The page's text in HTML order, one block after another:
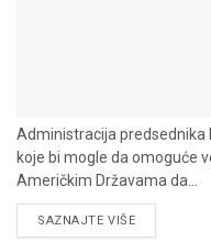
Administracija predsednika
koje bi mogle da omoguće
Američkim Državama da...
SAZNAJTE VIŠEDETAILS